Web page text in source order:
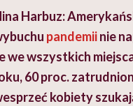
Harbuz:
pandemiinie
we wszystkich
60 proc.
kobiety